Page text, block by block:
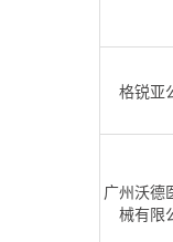
格锐亚
广州沃德
械有限